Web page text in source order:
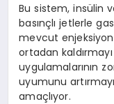
Bu sistem, insülin
basınçlı jetlerle
mevcut
ortadan
uygulamalarının
uyumunu
amaçlıyor.